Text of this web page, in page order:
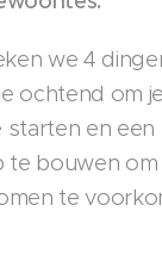
we 4
ochtend om
starten en een
bouwen
te